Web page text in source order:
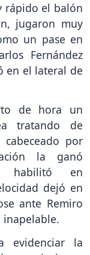
rápido el balón
jugaron muy
un pase en
Fernández
en el lateral de
de hora un
tratando de
por
la ganó
habilitó en
dejó en
ante Remiro
evidenciar la